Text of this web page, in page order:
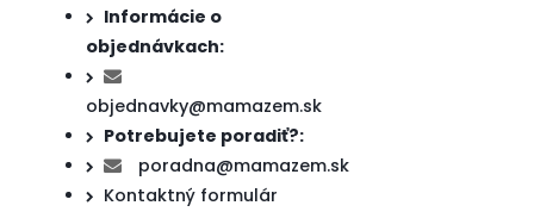
Informácie o
objednávkach:
objednavky@mamazem.sk
Potrebujete poradiť?:
poradna@mamazem.sk
Kontaktný formulár